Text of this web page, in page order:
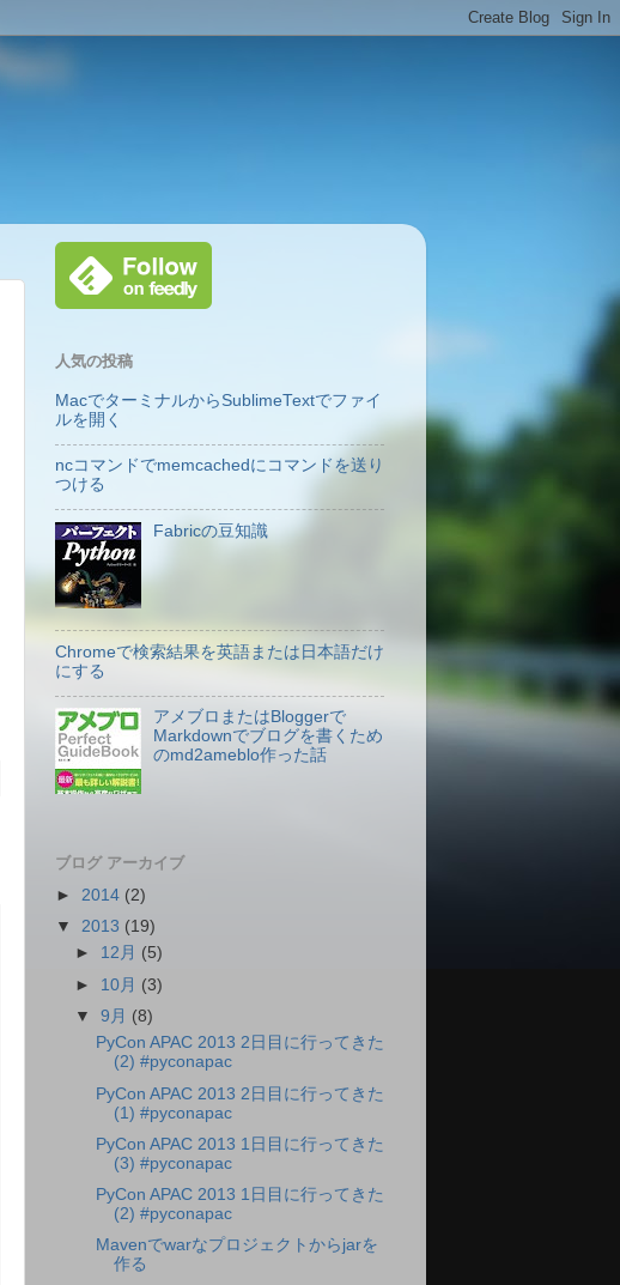
人気の投稿
MacでターミナルからSublimeTextでファイ
ルを開く
ncコマンドでmemcachedにコマンドを送り
つける
Fabricの豆知識
Chromeで検索結果を英語または日本語だけ
にする
アメブロまたはBloggerで
Markdownでブログを書くため
のmd2ameblo作った話
ブログ アーカイブ
► 2014 (2)
▼ 2013 (19)
► 12月 (5)
► 10月 (3)
▼9月 (8)
PyCon APAC 2013 2日目に行ってきた
(2) #pyconapac
PyCon APAC 2013 2日目に行ってきた
(1) #pyconapac
PyCon APAC 2013 1日目に行ってきた
(3) #pyconapac
PyCon APAC 2013 1日目に行ってきた
(2) #pyconapac
Mavenでwarなプロジェクトからjarを
作る